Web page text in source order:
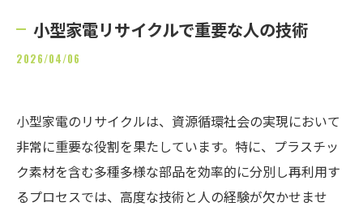
小型家電リサイクルで重要な人の技術
2026/04/06
小型家電のリサイクルは、資源循環社会の実現において
非常に重要な役割を果たしています。特に、プラスチッ
ク素材を含む多種多様な部品を効率的に分別し再利用す
るプロセスでは、高度な技術と人の経験が欠かせませ